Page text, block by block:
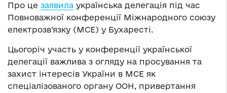
Про це заявила українська делегація під час
Повноважної конференції Міжнародного союзу
електрозв’язку (МСЕ) у Бухаресті.
Цьогоріч участь у конференції української
делегації важлива з огляду на просування та
захист інтересів України в МСЕ як
спеціалізованого органу ООН, привертання